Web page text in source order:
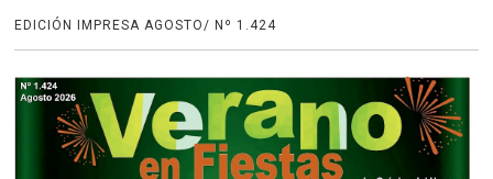
EDICIÓN IMPRESA AGOSTO/ Nº 1.424